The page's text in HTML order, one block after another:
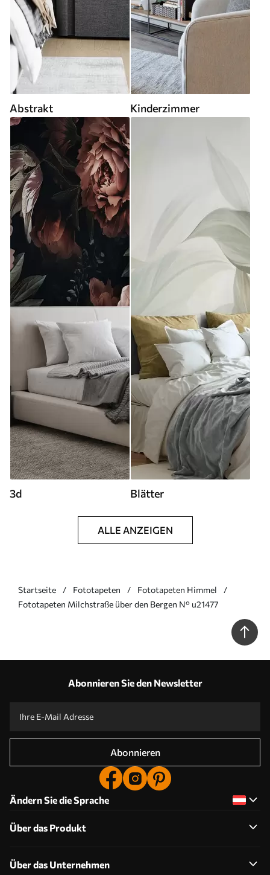
Abstrakt Kinderzimmer
3d Blätter
ALLE ANZEIGEN
Startseite Fototapeten
Fototapeten Himmel
Fototapeten Milchstraße über den Bergen N° u21477
Abonnieren Sie den Newsletter
Abonnieren
Ändern Sie die Sprache
Über das Produkt
Über das Unternehmen